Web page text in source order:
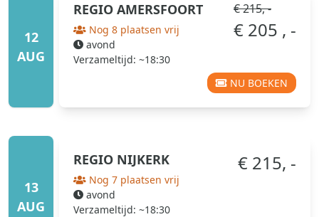
12
AUG
REGIO AMERSFOORT
Nog 8 plaatsen vrij
avond
Verzameltijd: ~18:30
€ 215, -
€ 205 , -
NU BOEKEN
13
AUG
REGIO NIJKERK
Nog 7 plaatsen vrij
avond
Verzameltijd: ~18:30
€ 215, -